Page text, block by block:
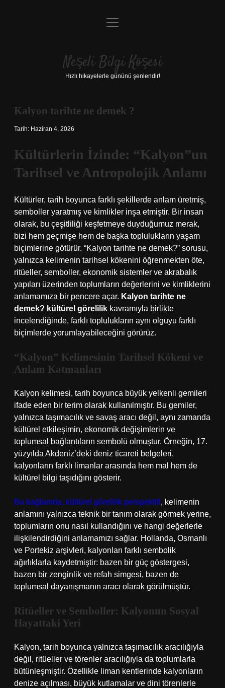
Anasayfa
Yasal Uyarı
menüyü
Neşeli Bilgi Köşesi
Hızlı hikayelerle gününü şenlendir!
Kalyon tarihte ne demek ?
Tarih: Haziran 4, 2026
Kültürlerin İzinde: “Kalyon”un
Tarihsel ve Antropolojik Anlamı
Kültürler, tarih boyunca farklı şekillerde anlam üretmiş,
semboller yaratmış ve kimlikler inşa etmiştir. Bir insan
olarak, bu çeşitliliği keşfetmeye duyduğumuz merak,
bizi hem geçmişe hem de başka toplulukların yaşam
biçimlerine götürür. “Kalyon tarihte ne demek?” sorusu,
yalnızca kelimenin tarihsel kökenini öğrenmekten öte,
ritüeller, semboller, ekonomik sistemler ve akrabalık
yapıları üzerinden toplumların değerlerini ve kimliklerini
anlamamıza bir pencere açar. Kalyon tarihte ne
demek? kültürel görelilik kavramıyla birlikte
incelendiğinde, farklı toplulukların aynı olguyu farklı
biçimlerde yorumlayabileceğini görürüz.
“Kalyon” Kelimesinin Tarihsel Kökeni ve
Anlam Katmanları
Kalyon kelimesi, tarih boyunca büyük yelkenli gemileri
ifade eden bir terim olarak kullanılmıştır. Bu gemiler,
yalnızca taşımacılık ve savaş aracı değil, aynı zamanda
kültürel etkileşimin, ekonomik değişimlerin ve
toplumsal bağlantıların sembolü olmuştur. Örneğin, 17.
yüzyılda Akdeniz’deki deniz ticareti belgeleri,
kalyonların farklı limanlar arasında hem mal hem de
kültürel bilgi taşıdığını gösterir.
Bu bağlamda, kültürel görelilik perspektifi, kelimenin
anlamını yalnızca teknik bir tanım olarak görmek yerine,
toplumların onu nasıl kullandığını ve hangi değerlerle
ilişkilendirdiğini anlamamızı sağlar. Hollanda, Osmanlı
ve Portekiz arşivleri, kalyonları farklı sembolik
ağırlıklarla kaydetmiştir: bazen bir güç göstergesi,
bazen bir zenginlik ve refah simgesi, bazen de
toplumsal dayanışmanın aracı olarak görülmüştür.
Ritüeller ve Semboller: Kalyonun Sosyal
Hayattaki Yeri
Kalyon, tarih boyunca yalnızca taşımacılık aracılığıyla
değil, ritüeller ve törenler aracılığıyla da toplumlarla
bütünleşmiştir. Özellikle liman kentlerinde kalyonların
denize açılması, büyük kutlamalar ve dini törenlerle